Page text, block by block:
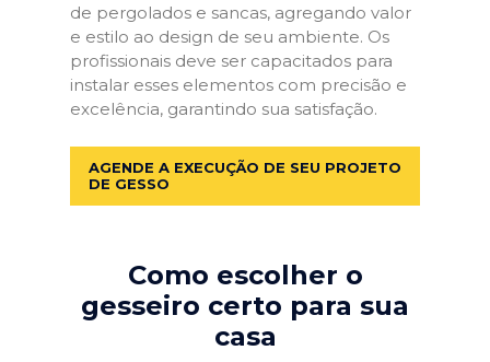
de pergolados e sancas, agregando valor
e estilo ao design de seu ambiente. Os
profissionais deve ser capacitados para
instalar esses elementos com precisão e
excelência, garantindo sua satisfação.
AGENDE A EXECUÇÃO DE SEU PROJETO
DE GESSO
Como escolher o
gesseiro certo para sua
casa